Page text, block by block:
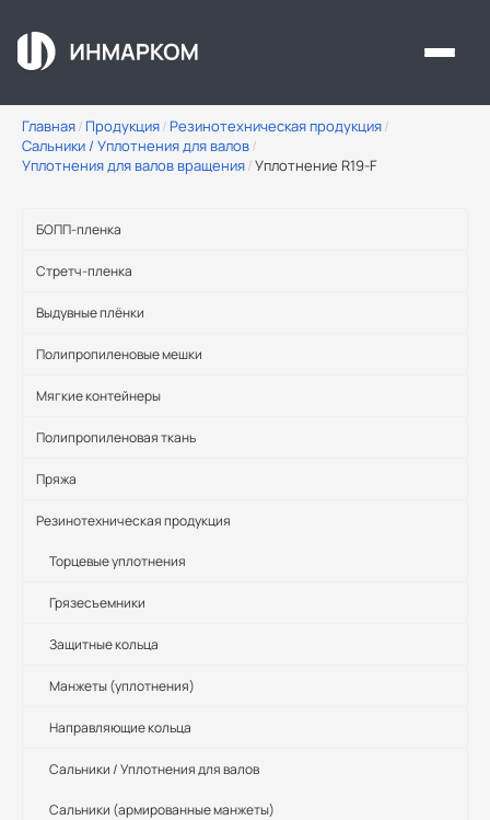
Главная/ Продукция/ Резинотехническая продукция/
Сальники / Уплотнения для валов/
Уплотнения для валов вращения/Уплотнение R19-F
БОПП-пленка
Стретч-пленка
Выдувные плёнки
Полипропиленовые мешки
Мягкие контейнеры
Полипропиленовая ткань
Пряжа
Резинотехническая продукция
Торцевые уплотнения
Грязесъемники
Защитные кольца
Манжеты (уплотнения)
Направляющие кольца
Сальники / Уплотнения для валов
Сальники (армированные манжеты)